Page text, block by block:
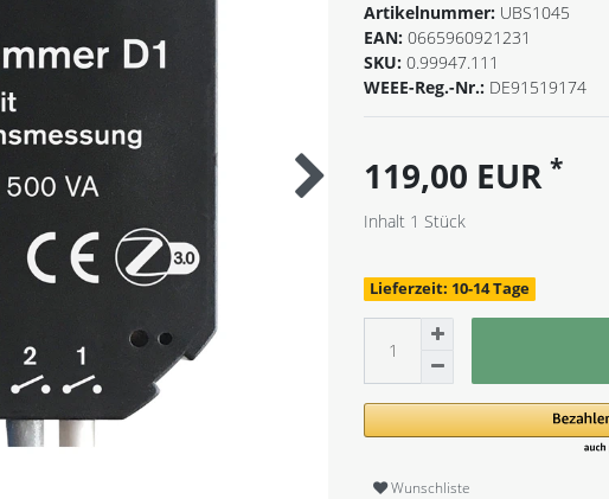
Artikelnummer: UBS1045
EAN: 0665960921231
SKU: 0.99947.111
WEEE-Reg.-Nr.: DE91519174
119,00 EUR *
Inhalt 1 Stück
Lieferzeit: 10-14 Tage
Wunschliste